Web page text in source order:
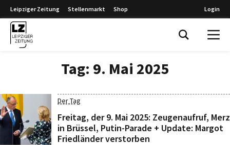
Leipziger Zeitung Stellenmarkt Shop Login
Tag: 9. Mai 2025
Der Tag
Freitag, der 9. Mai 2025: Zeugenaufruf, Merz
in Brüssel, Putin-Parade + Update: Margot
Friedländer verstorben